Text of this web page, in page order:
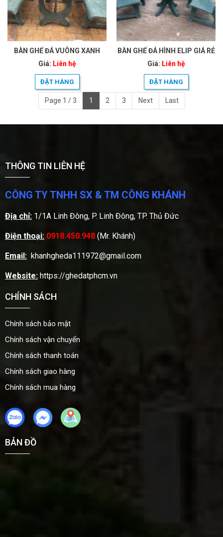
BÀN GHẾ ĐÁ VUÔNG XANH
Giá: Liên hệ
ĐẶT HÀNG
BÀN GHẾ ĐÁ HÌNH ELIP GIÁ RẺ
Giá: Liên hệ
ĐẶT HÀNG
Page 1 / 3 1 2 3 Next Last
THÔNG TIN LIÊN HỆ
CÔNG TY TNHH SX & TM CÔNG KHÁNH
Địa chỉ: 1/1A Linh Đông, P. Linh Đông, TP. Thủ Đức
Điện thoại: 0918.450.948 (Mr. Khánh)
Email: khanhgheda111972@gmail.com
Website: https://ghedatphcm.vn
CHÍNH SÁCH
Chính sách bảo mật
Chính sách vận chuyển
Chính sách thanh toán
Chính sách giao hàng
Chính sách mua hàng
BẢN ĐỒ